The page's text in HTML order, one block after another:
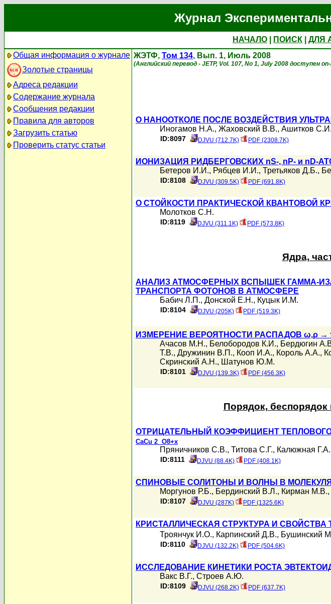
Журнал
НАЧАЛО ПОИСК ДЛЯ
Общая информация о журнале
Золотые страницы
Адреса редакции
Содержание журнала
Сообщения редакции
Правила для авторов
Загрузить статью
Проверить статус статьи
ЖЭТФ, Том 134, Вып. 1, Июль 2008
(Английский перевод - JETP, Vol. 107, No 1, July 2008 доступен
О НАНООТКОЛЕ ПОСЛЕ ВОЗДЕЙСТВИЯ
Иногамов Н.А., Жаховский В.В., Ашитков С.И.
ID:8097 DJVU (712.7K) PDF (2308.7K)
ИОНИЗАЦИЯ РИДБЕРГОВСКИХ nS-, nP- и
Бетеров И.И., Рябцев И.И., Третьяков Д.Б.,
ID:8108 DJVU (309.5K) PDF (691.8K)
О СТОЙКОСТИ ПРАКТИЧЕСКОЙ КВАНТОВОЙ
Молотков С.Н.
ID:8119 DJVU (311.1K) PDF (573.8K)
Ядра,
АНАЛИЗ АТМОСФЕРНЫХ ВСПЫШЕК ГАММА-
ТРАНСПОРТА ФОТОНОВ В АТМОСФЕРЕ
Бабич Л.П., Донской Е.Н., Куцык И.М.
ID:8104 DJVU (205K) PDF (519.3K)
ИЗМЕРЕНИЕ ВЕРОЯТНОСТИ РАСПАДОВ ω,ρ →
Ачасов М.Н., Белобородов К.И., Бердюгин
Т.В., Дружинин В.П., Кооп И.А., Король А.А.,
Скринский А.Н., Шатунов Ю.М.
ID:8101 DJVU (139.3K) PDF (456.3K)
Порядок,
ОТРИЦАТЕЛЬНЫЙ КОЭФФИЦИЕНТ
CaCu 2 O8+x
Пряничников С.В., Титова С.Г., Калюжная Г.А.
ID:8111 DJVU (88.4K) PDF (408.1K)
СПИНОВЫЕ СОЛИТОНЫ И ВОЛНЫ В
Моргунов Р.Б., Бердинский В.Л., Кирман М.В.,
ID:8107 DJVU (287K) PDF (1325.6K)
КРИСТАЛЛИЧЕСКАЯ СТРУКТУРА И
Троянчук И.О., Карпинский Д.В., Бушинский
ID:8110 DJVU (132.2K) PDF (504.6K)
ИССЛЕДОВАНИЕ КИНЕТИКИ РОСТА
Вакс В.Г., Строев А.Ю.
ID:8109 DJVU (268.2K) PDF (637.7K)